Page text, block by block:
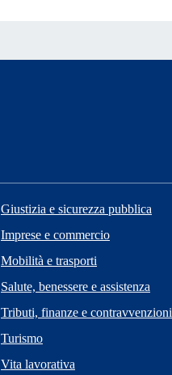
Giustizia e sicurezza pubblica
Imprese e commercio
Mobilità e trasporti
Salute, benessere e assistenza
Tributi, finanze e contravvenzioni
Turismo
Vita lavorativa